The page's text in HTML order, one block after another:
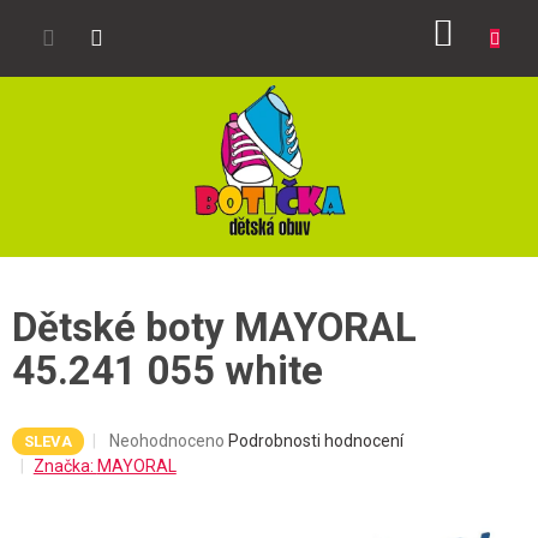
Dětské boty MAYORAL
45.241 055 white
SLEVA
Průměrné
hodnocení
Neohodnoceno Podrobnosti hodnocení
Značka: MAYORAL